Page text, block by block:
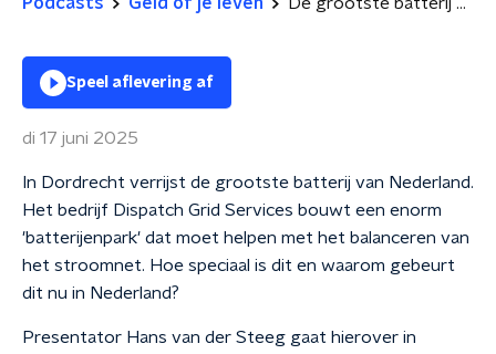
Speel aflevering af
di 17 juni 2025
In Dordrecht verrijst de grootste batterij van Nederland.
Het bedrijf Dispatch Grid Services bouwt een enorm
'batterijenpark' dat moet helpen met het balanceren van
het stroomnet. Hoe speciaal is dit en waarom gebeurt
dit nu in Nederland?
Presentator Hans van der Steeg gaat hierover in